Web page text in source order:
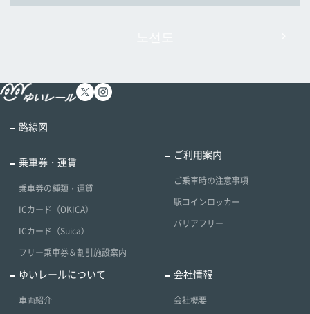
路線図
乗車券・運賃
乗車券の種類・運賃
ICカード（OKICA）
ICカード（Suica）
フリー乗車券＆割引施設案内
ご利用案内
ご乗車時の注意事項
駅コインロッカー
バリアフリー
ゆいレールについて
車両紹介
会社情報
会社概要